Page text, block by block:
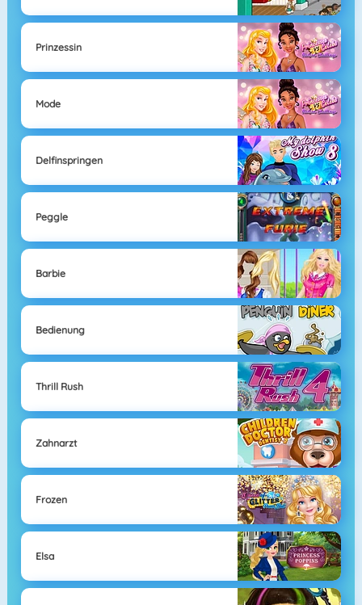
Prinzessin
Mode
Delfinspringen
Peggle
Barbie
Bedienung
Thrill Rush
Zahnarzt
Frozen
Elsa